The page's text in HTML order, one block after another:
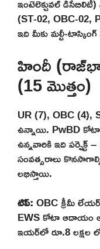
ఇంటెలెక్చువల్
(ST-02, OBC-02,
ఇది మీకు మల్టీ-
హిందీ
(15 మొత్తం)
UR (7), OBC (4),
ఉన్నాయి. PwBD కోటా
ఉన్నవారికి ఇది
సంవత్సరాలు
లభిస్తాయి.
టిప్:OBC క్రీమీ
EWS కోటా ఆదాయం
ఇయర్‌లో రూ.8 లక్షల